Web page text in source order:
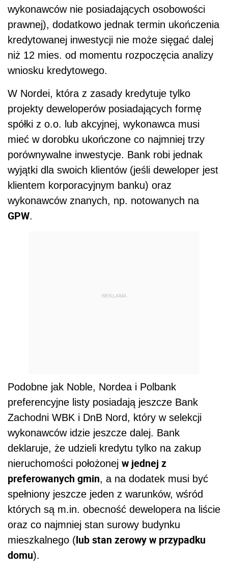
wykonawców nie posiadających osobowości
prawnej), dodatkowo jednak termin ukończenia
kredytowanej inwestycji nie może sięgać dalej
niż 12 mies. od momentu rozpoczęcia analizy
wniosku kredytowego.
W Nordei, która z zasady kredytuje tylko
projekty deweloperów posiadających formę
spółki z o.o. lub akcyjnej, wykonawca musi
mieć w dorobku ukończone co najmniej trzy
porównywalne inwestycje. Bank robi jednak
wyjątki dla swoich klientów (jeśli deweloper jest
klientem korporacyjnym banku) oraz
wykonawców znanych, np. notowanych na
GPW.
REKLAMA
Podobne jak Noble, Nordea i Polbank
preferencyjne listy posiadają jeszcze Bank
Zachodni WBK i DnB Nord, który w selekcji
wykonawców idzie jeszcze dalej. Bank
deklaruje, że udzieli kredytu tylko na zakup
nieruchomości położonej w jednej z
preferowanych gmin, a na dodatek musi być
spełniony jeszcze jeden z warunków, wśród
których są m.in. obecność dewelopera na liście
oraz co najmniej stan surowy budynku
mieszkalnego (lub stan zerowy w przypadku
domu).